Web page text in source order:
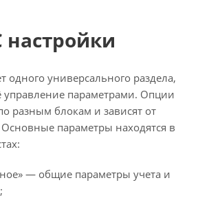
настройки
одного универсального раздела,
управление параметрами. Опции
разным блокам и зависят от
параметры находятся в
— общие параметры учета и